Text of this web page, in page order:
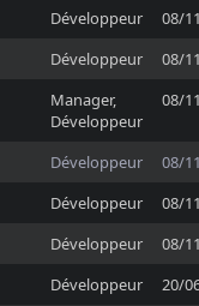
Développeur
08/
Développeur
08/
Manager,
Développeur
08/
Développeur
08/
Développeur
08/
Développeur
08/
Développeur
20/